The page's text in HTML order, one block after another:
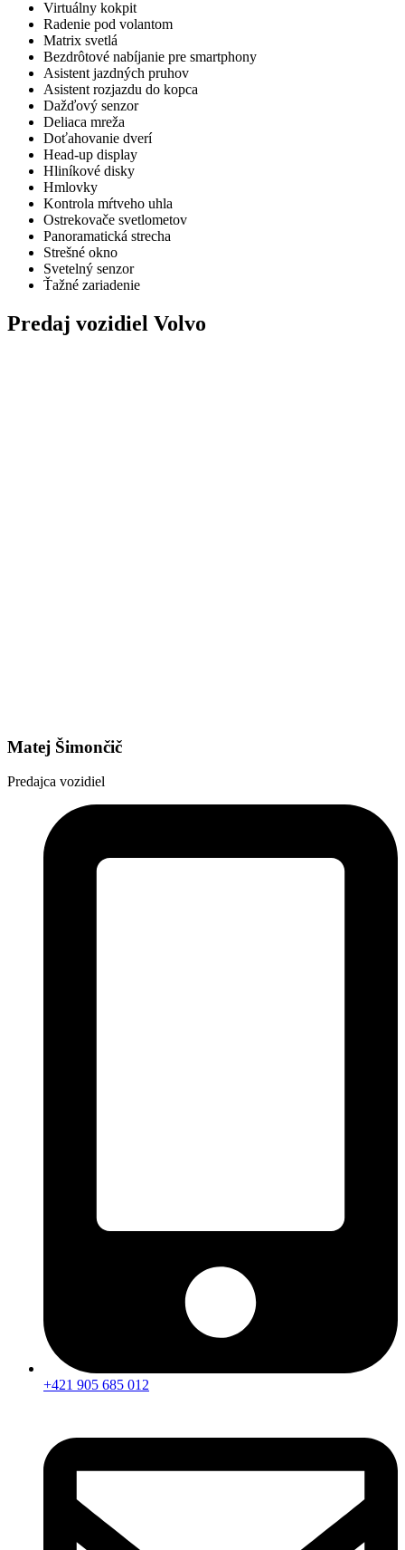
Virtuálny kokpit
Radenie pod volantom
Matrix svetlá
Bezdrôtové nabíjanie pre smartphony
Asistent jazdných pruhov
Asistent rozjazdu do kopca
Dažďový senzor
Deliaca mreža
Doťahovanie dverí
Head-up display
Hliníkové disky
Hmlovky
Kontrola mŕtveho uhla
Ostrekovače svetlometov
Panoramatická strecha
Strešné okno
Svetelný senzor
Ťažné zariadenie
Predaj vozidiel Volvo
Matej Šimončič
Predajca vozidiel
+421 905 685 012